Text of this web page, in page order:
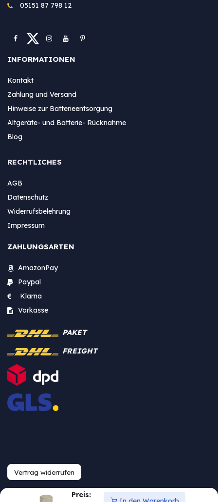
Preis:
In den Warenkorb
05151 87 798 12
INFORMATIONEN
Kontakt
Zahlung und Versand
Hinweise zur Batterieentsorgung
Altgeräte- und Batterie- Rücknahme
Blog
RECHTLICHES
AGB
Datenschutz
Widerrufsbelehrung
Impressum
ZAHLUNGSARTEN
AmazonPay
Paypal
Klarna
Vorkasse
PAKET
FREIGHT
Vertrag widerrufen